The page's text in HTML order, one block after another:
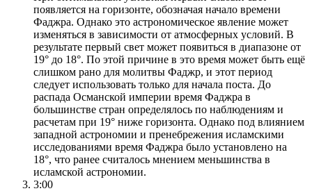
появляется на горизонте, обозначая начало времени
Фаджра. Однако это астрономическое явление может
изменяться в зависимости от атмосферных условий. В
результате первый свет может появиться в диапазоне от
19° до 18°. По этой причине в это время может быть ещё
слишком рано для молитвы Фаджр, и этот период
следует использовать только для начала поста. До
распада Османской империи время Фаджра в
большинстве стран определялось по наблюдениям и
расчетам при 19° ниже горизонта. Однако под влиянием
западной астрономии и пренебрежения исламскими
исследованиями время Фаджра было установлено на
18°, что ранее считалось мнением меньшинства в
исламской астрономии.
3:00